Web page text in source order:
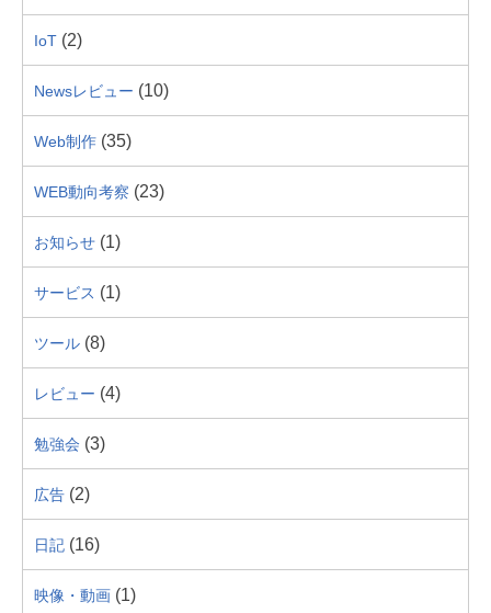
IoT (2)
Newsレビュー (10)
Web制作 (35)
WEB動向考察 (23)
お知らせ (1)
サービス (1)
ツール (8)
レビュー (4)
勉強会 (3)
広告 (2)
日記 (16)
映像・動画 (1)